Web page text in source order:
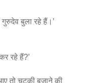
बुला रहे हैं।’
रहे हैं?’
तो चुटकी बजाने की